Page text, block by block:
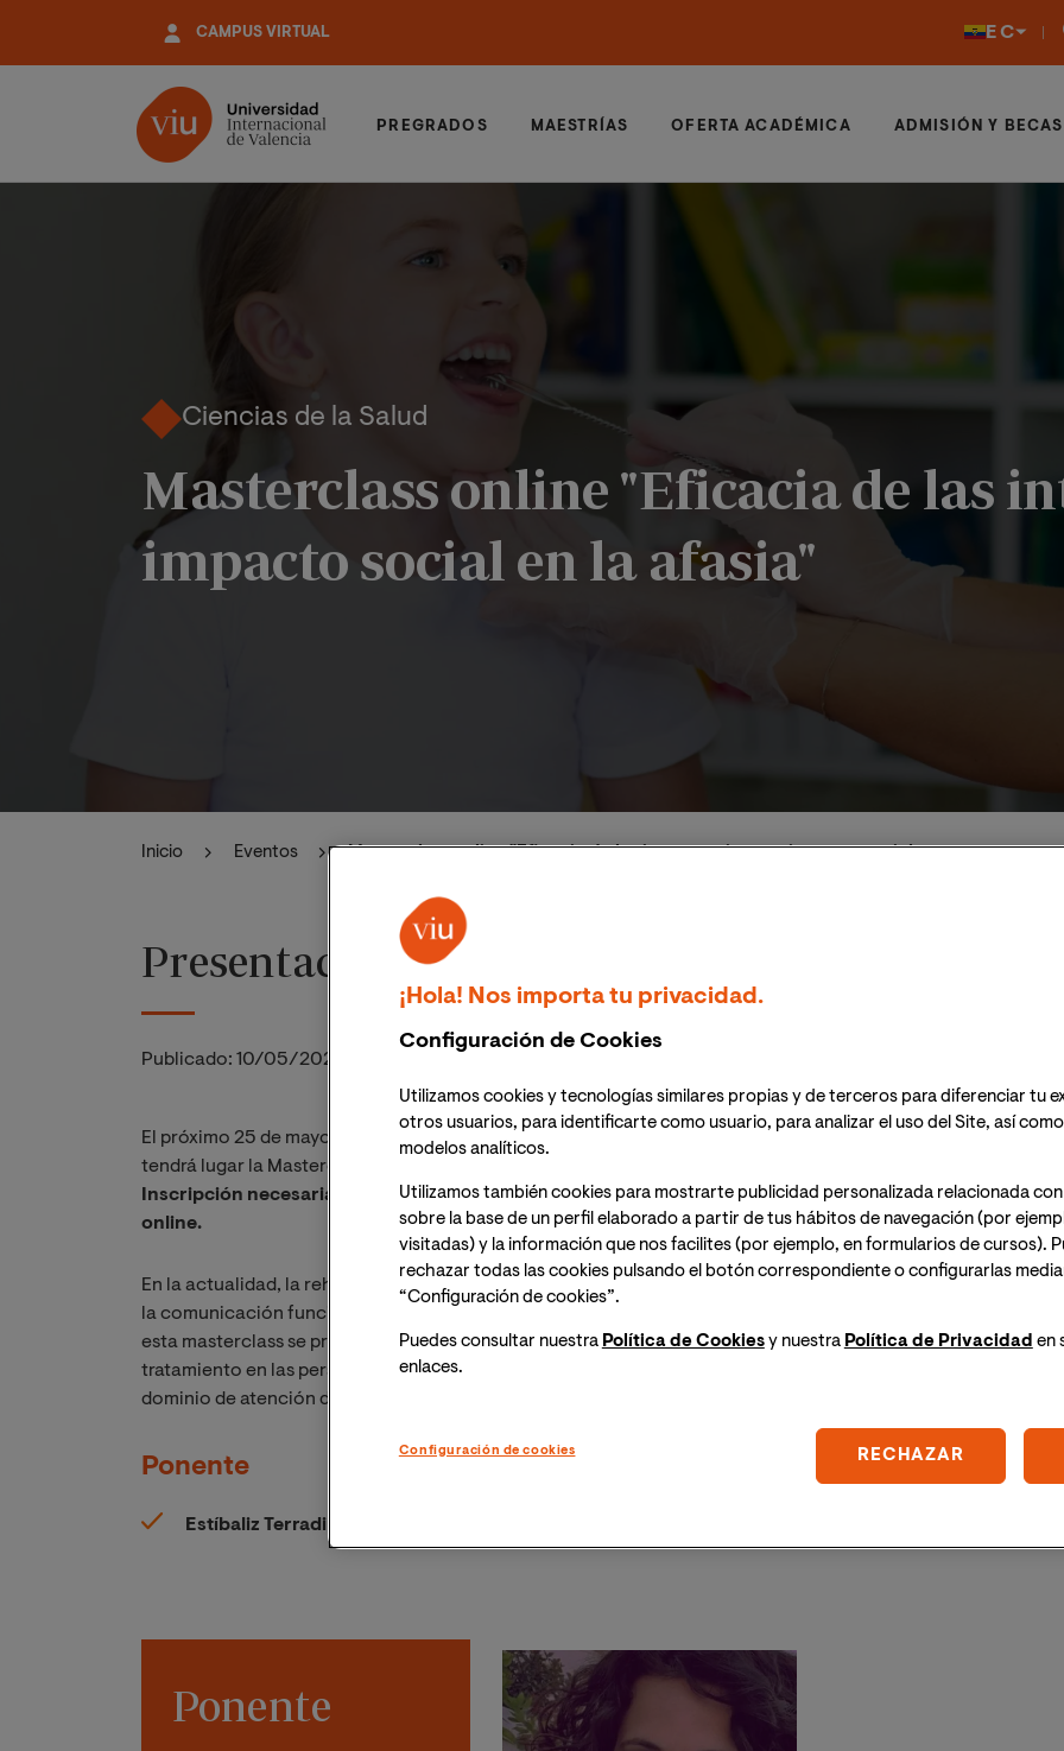
contenido
CAMPUS VIRTUAL EC
PREGRADOS MAESTRÍAS OFERTA ACADÉMICA ADMISIÓN Y BECAS
Ciencias de la Salud
Masterclass online "Eficacia de las
impacto social en la afasia"
Inicio Eventos Masterclass online "Eficacia de las intervenciones e impacto social en la afasia"
Presentación
Publicado: 10/05/2023
El próximo 25 de mayo de 2023, a las 17:00h (hora España peninsular) ;
tendrá lugar la Masterclass online "Eficacia de las intervenciones e impacto social en la afasia".
Inscripción necesaria. Recibirás el mismo día del evento un enlace para acceder a la sesión
online.
En la actualidad, la rehabilitación de la afasia pretende maximizar la eficacia de las intervenciones y
la comunicación funcional de una persona, facilitando así la reinserción en su entorno social. En
esta masterclass se pretende señalar algunas consideraciones que favorecen la eficacia del
tratamiento en las personas con afasia y, por tanto, hay que tener en cuenta, considerando el
dominio de atención de cada intervención.
Ponente
Estíbaliz Terradillos.
Ponente
¡Hola! Nos importa tu privacidad.
Configuración de Cookies
Utilizamos cookies y tecnologías similares propias y de terceros para diferenciar tu
otros usuarios, para identificarte como usuario, para analizar el uso del Site, así
modelos analíticos.
Utilizamos también cookies para mostrarte publicidad personalizada relacionada
sobre la base de un perfil elaborado a partir de tus hábitos de navegación (por
visitadas) y la información que nos facilites (por ejemplo, en formularios de cursos).
rechazar todas las cookies pulsando el botón correspondiente o configurarlas
“Configuración de cookies”.
Puedes consultar nuestra Política de Cookiesy nuestra Política de Privacidad en
enlaces.
Configuración de cookies RECHAZAR